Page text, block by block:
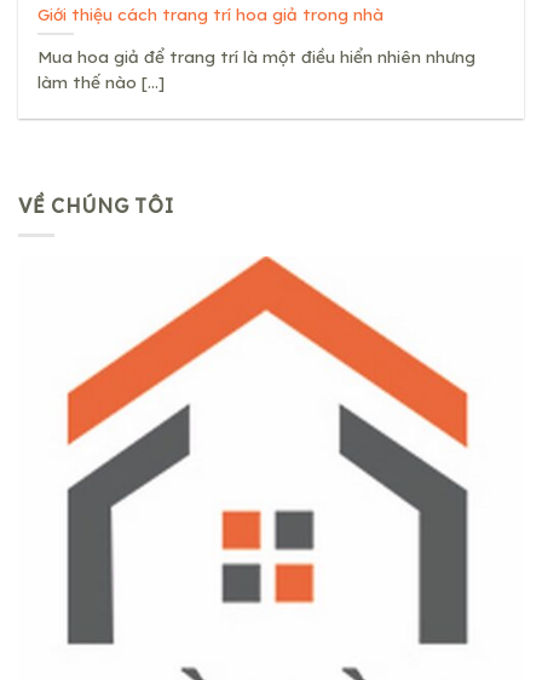
Giới thiệu cách trang trí hoa giả trong nhà
Mua hoa giả để trang trí là một điều hiển nhiên nhưng
làm thế nào [...]
VỀ CHÚNG TÔI